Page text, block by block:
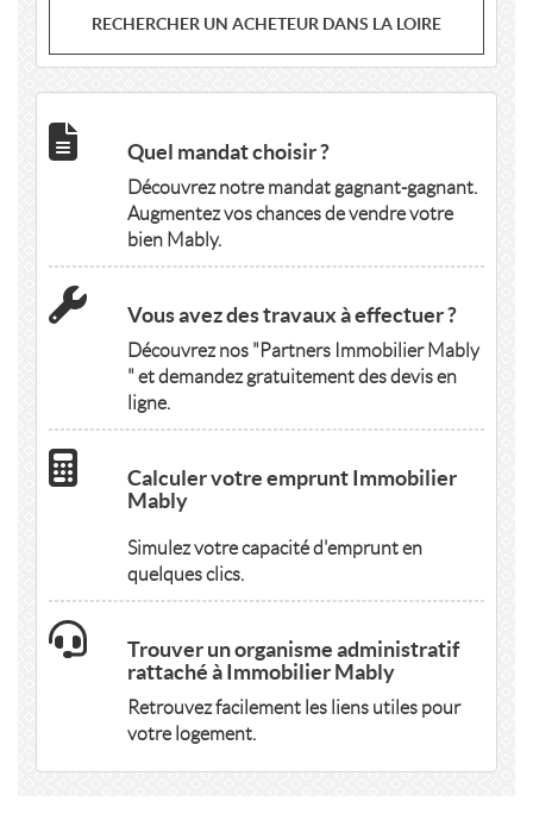
RECHERCHER UN ACHETEUR DANS LA LOIRE
Quel mandat choisir ?
Découvrez notre mandat gagnant-gagnant.
Augmentez vos chances de vendre votre
bien Mably.
Vous avez des travaux à effectuer ?
Découvrez nos "Partners Immobilier Mably
" et demandez gratuitement des devis en
ligne.
Calculer votre emprunt Immobilier
Mably
Simulez votre capacité d'emprunt en
quelques clics.
Trouver un organisme administratif
rattaché à Immobilier Mably
Retrouvez facilement les liens utiles pour
votre logement.